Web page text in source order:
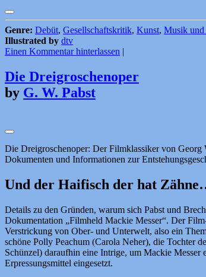
Genre: Debüt, Gesellschaftskritik, Kunst, Musik und
Illustrated by dtv
Einen Kommentar hinterlassen |
Die Dreigroschenoper
by G. W. Pabst
Die Dreigroschenoper: Der Filmklassiker von
Dokumenten und Informationen zur
Und der Haifisch der hat
Details zu den Gründen, warum sich Pabst und
Dokumentation „Filmheld Mackie Messer“. Der
Verstrickung von Ober- und Unterwelt, also ein
schöne Polly Peachum (Carola Neher), die Tochter
Schünzel) daraufhin eine Intrige, um Mackie
Erpressungsmittel eingesetzt.